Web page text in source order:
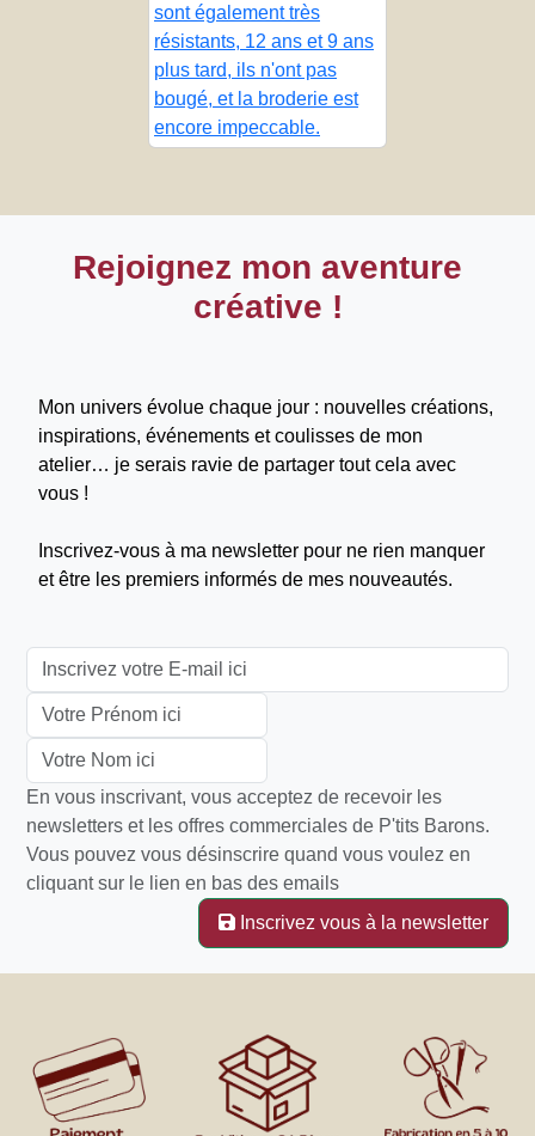
sont également très
résistants, 12 ans et 9 ans
plus tard, ils n'ont pas
bougé, et la broderie est
encore impeccable.
Rejoignez mon aventure
créative !
Mon univers évolue chaque jour : nouvelles créations,
inspirations, événements et coulisses de mon
atelier… je serais ravie de partager tout cela avec
vous !
Inscrivez-vous à ma newsletter pour ne rien manquer
et être les premiers informés de mes nouveautés.
En vous inscrivant, vous acceptez de recevoir les
newsletters et les offres commerciales de P'tits Barons.
Vous pouvez vous désinscrire quand vous voulez en
cliquant sur le lien en bas des emails
Inscrivez vous à la newsletter